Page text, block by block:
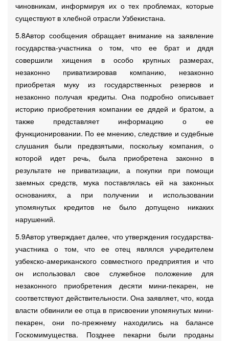
чиновникам, информируя их о тех проблемах, которые
существуют в хлебной отрасли Узбекистана.
5.8Автор сообщения обращает внимание на заявление
государства-участника о том, что ее брат и дядя
совершили хищения в особо крупных размерах,
незаконно приватизировав компанию, незаконно
приобретая муку из государственных резервов и
незаконно получая кредиты. Она подробно описывает
историю приобретения компании ее дядей и братом, а
также представляет информацию о ее
функционировании. По ее мнению, следствие и судебные
слушания были предвзятыми, поскольку компания, о
которой идет речь, была приобретена законно в
результате не приватизации, а покупки при помощи
заемных средств, мука поставлялась ей на законных
основаниях, а при получении и использовании
упомянутых кредитов не было допущено никаких
нарушений.
5.9Автор утверждает далее, что утверждения государства-
участника о том, что ее отец являлся учредителем
узбекско-американского совместного предприятия и что
он использовал свое служебное положение для
незаконного приобретения десяти мини-пекарен, не
соответствуют действительности. Она заявляет, что, когда
власти обвинили ее отца в присвоении упомянутых мини-
пекарен, они по-прежнему находились на балансе
Госкомимущества. Позднее пекарни были проданы